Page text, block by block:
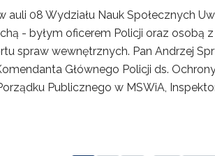
auli 08 Wydziału Nauk Społecznych
- byłym oficerem Policji oraz osobą
spraw wewnętrznych. Pan Andrzej
Głównego Policji ds.
Publicznego w MSWiA,